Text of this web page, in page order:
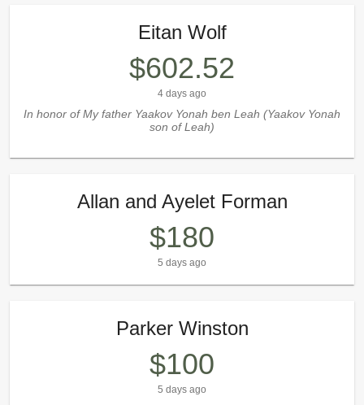
Eitan Wolf
$602.52
4 days ago
In honor of My father Yaakov Yonah ben Leah (Yaakov Yonah
son of Leah)
Allan and Ayelet Forman
$180
5 days ago
Parker Winston
$100
5 days ago